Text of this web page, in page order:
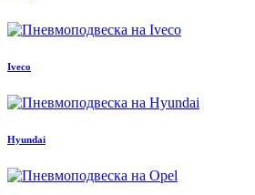
Iveco
Hyundai